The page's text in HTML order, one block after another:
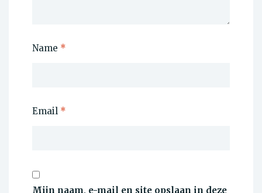
Name *
Email *
Mijn naam, e-mail en site opslaan in deze